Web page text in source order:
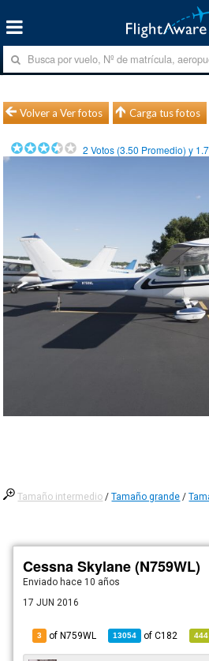
Volver a Ver fotos Carga tus fotos
2 Votos (3.50 Promedio) y
Tamaño intermedio /Tamaño grande /
Cessna Skylane (N759WL)
Enviado hace 10 años
17 JUN 2016
3 of N759WL 13054 ofC182 444